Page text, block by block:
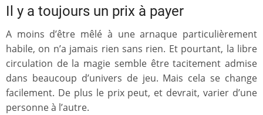
Il y a toujours un prix à payer
A moins d’être mêlé à une arnaque particulièrement
habile, on n’a jamais rien sans rien. Et pourtant, la libre
circulation de la magie semble être tacitement admise
dans beaucoup d’univers de jeu. Mais cela se change
facilement. De plus le prix peut, et devrait, varier d’une
personne à l’autre.